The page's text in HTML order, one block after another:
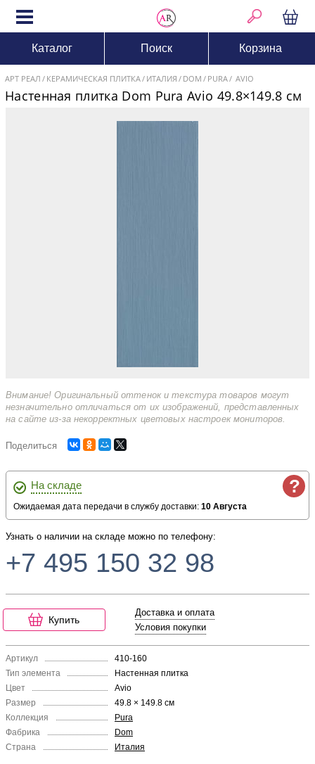
Каталог Поиск Корзина
АРТ РЕАЛ КЕРАМИЧЕСКАЯ ПЛИТКА ИТАЛИЯ DOM PURA AVIO
Настенная плитка Dom Pura Avio 49.8×149.8 см
Внимание! Оригинальный оттенок и текстура товаров могут
незначительно отличаться от их изображений, представленных
на сайте из-за некорректных цветовых настроек мониторов.
Поделиться
?
На складе
Ожидаемая дата передачи в службу доставки: 10 Августа
Узнать о наличии на складе можно по телефону:
+7 495 150 32 98
Купить
Доставка и оплата
Условия покупки
Артикул
410-160
Тип элемента
Настенная плитка
Цвет
Avio
Размер
49.8 × 149.8 см
Коллекция
Pura
Фабрика
Dom
Страна
Италия